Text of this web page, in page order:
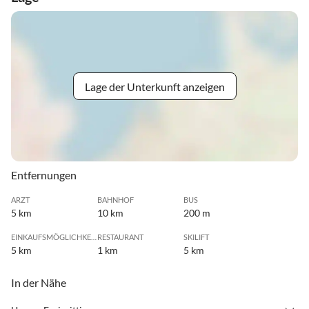
Lage der Unterkunft anzeigen
Entfernungen
ARZT
5 km
BAHNHOF
10 km
BUS
200 m
5 km
RESTAURANT
1 km
SKILIFT
5 km
In der Nähe